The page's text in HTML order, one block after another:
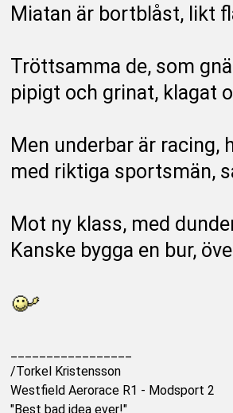
Miatan är bortblåst, likt
Tröttsamma de, som
pipigt och grinat, klagat
Men underbar är racing,
med riktiga sportsmän,
Mot ny klass, med
Kanske bygga en bur,
/Torkel Kristensson
Westfield Aerorace R1 - Modsport 2
"Best bad idea ever!"